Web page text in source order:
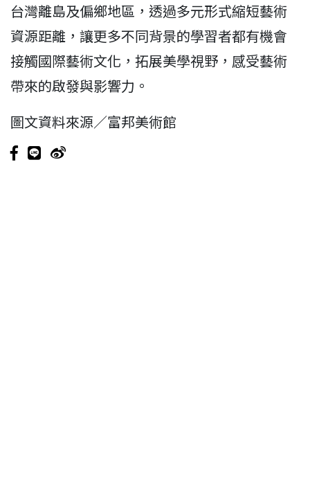
台灣離島及偏鄉地區，透過多元形式縮短藝術
資源距離，讓更多不同背景的學習者都有機會
接觸國際藝術文化，拓展美學視野，感受藝術
帶來的啟發與影響力。
圖文資料來源／富邦美術館